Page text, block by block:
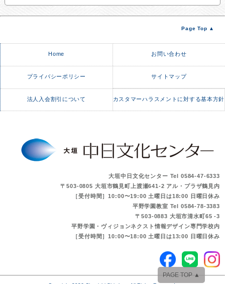
PAGE TOP ▲
Page Top ▲
Home お問い合わせ
プライバシーポリシー サイトマップ
法人入会割引について カスタマーハラスメントに対する基本方針
大垣中日文化センター Tel 0584-47-6333
〒503-0805 大垣市鶴見町上渡瀬641-2 アル・プラザ鶴見内
［受付時間］10:00〜19:00 土曜日は18:00 日曜日休み
平野学園教室 Tel 0584-78-3383
〒503-0883 大垣市清水町65 -3
平野学園・ヴィジョンネクスト情報デザイン専門学校内
［受付時間］10:00〜18:00 土曜日は13:00 日曜日休み